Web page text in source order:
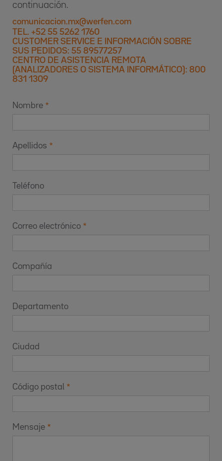
continuación.
comunicacion.mx@werfen.com
TEL. +52 55 5262 1760
CUSTOMER SERVICE E INFORMACIÓN SOBRE
SUS PEDIDOS: 55 89577257
CENTRO DE ASISTENCIA REMOTA
(ANALIZADORES O SISTEMA INFORMÁTICO): 800
831 1309
Nombre
Apellidos
Teléfono
Correo electrónico
Compañía
Departamento
Ciudad
Código postal
Mensaje